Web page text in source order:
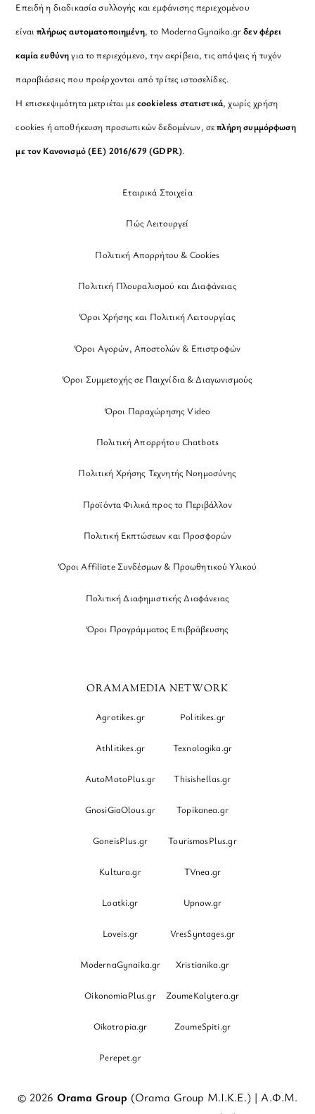
Επειδή η διαδικασία συλλογής και εμφάνισης περιεχομένου
είναιπλήρως αυτοματοποιημένη, το ModernaGynaika.grδεν φέρει
καμία ευθύνηγια το περιεχόμενο, την ακρίβεια, τις απόψεις ή τυχόν
παραβιάσεις που προέρχονται από τρίτες ιστοσελίδες.
Η επισκεψιμότητα μετριέται μεcookieless στατιστικά, χωρίς χρήση
cookies ή αποθήκευση προσωπικών δεδομένων, σεπλήρη συμμόρφωση
με τον Κανονισμό (ΕΕ) 2016/679 (GDPR).
Εταιρικά Στοιχεία
Πώς Λειτουργεί
Πολιτική Απορρήτου & Cookies
Πολιτική Πλουραλισμού και Διαφάνειας
Όροι Χρήσης και Πολιτική Λειτουργίας
Όροι Αγορών, Αποστολών & Επιστροφών
Όροι Συμμετοχής σε Παιχνίδια & Διαγωνισμούς
Όροι Παραχώρησης Video
Πολιτική Απορρήτου Chatbots
Πολιτική Χρήσης Τεχνητής Νοημοσύνης
Προϊόντα Φιλικά προς το Περιβάλλον
Πολιτική Εκπτώσεων και Προσφορών
Όροι Affiliate Συνδέσμων & Προωθητικού Υλικού
Πολιτική Διαφημιστικής Διαφάνειας
Όροι Προγράμματος Επιβράβευσης
ORAMAMEDIA NETWORK
Agrotikes.gr Politikes.gr
Athlitikes.gr Texnologika.gr
AutoMotoPlus.gr Thisishellas.gr
GnosiGiaOlous.gr Topikanea.gr
GoneisPlus.gr TourismosPlus.gr
Kultura.gr TVnea.gr
Loatki.gr Upnow.gr
Loveis.gr VresSyntages.gr
ModernaGynaika.gr Xristianika.gr
OikonomiaPlus.gr ZoumeKalytera.gr
Oikotropia.gr ZoumeSpiti.gr
Perepet.gr
© 2026 Orama Group (Orama Group Μ.Ι.Κ.Ε.) | Α.Φ.Μ.